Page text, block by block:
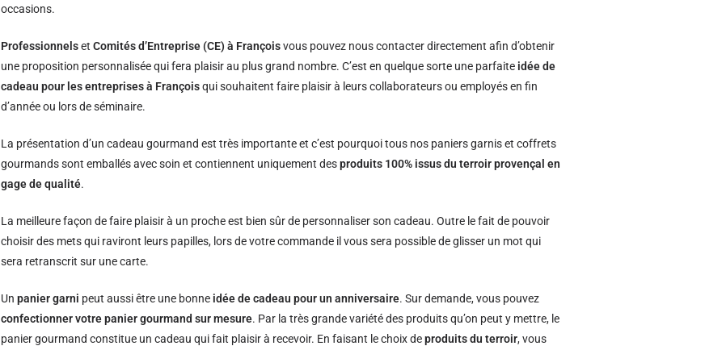
occasions.
ProfessionnelsetComités d’Entreprise (CE) à Françoisvous pouvez nous contacter directement afin d’obtenir
une proposition personnalisée qui fera plaisir au plus grand nombre. C’est en quelque sorte une parfaite idée de
cadeau pour les entreprises à Françoisqui souhaitent faire plaisir à leurs collaborateurs ou employés en fin
d’année ou lors de séminaire.
La présentation d’un cadeau gourmand est très importante et c’est pourquoi tous nos paniers garnis et coffrets
gourmands sont emballés avec soin et contiennent uniquement desproduits 100% issus du terroir provençal en
gage de qualité.
La meilleure façon de faire plaisir à un proche est bien sûr de personnaliser son cadeau. Outre le fait de pouvoir
choisir des mets qui raviront leurs papilles, lors de votre commande il vous sera possible de glisser un mot qui
sera retranscrit sur une carte.
Unpanier garni peut aussi être une bonne idée de cadeau pour un anniversaire. Sur demande, vous pouvez
confectionner votre panier gourmand sur mesure. Par la très grande variété des produits qu’on peut y mettre, le
panier gourmand constitue un cadeau qui fait plaisir à recevoir. En faisant le choix deproduits du terroir, vous